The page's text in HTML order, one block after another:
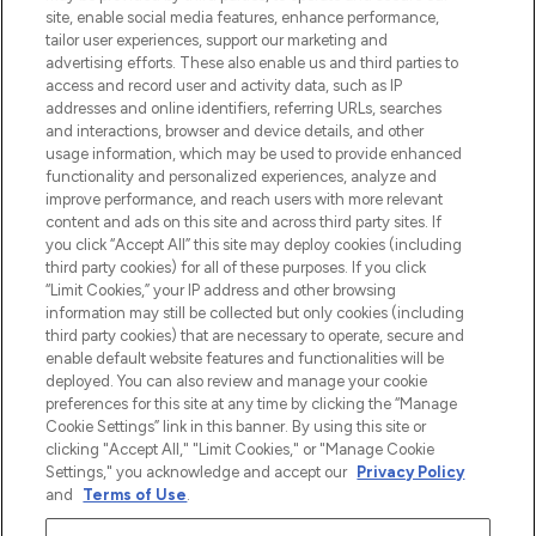
beste huidverzorging, haarproducten en
make-up van meer dan 200 topmerken.
Shop online of via de app, met gratis
verzending vanaf €40.
Cookie-toestemming
Do Not Sell or Share My Personal
Information
HELP & INFORMATIE
BEDRIJFSINFORMATIE
OVER LOOKFANTASTIC
Betaal veilig met
site, enable social media features, enhance performance,
tailor user experiences, support our marketing and
advertising efforts. These also enable us and third parties to
access and record user and activity data, such as IP
addresses and online identifiers, referring URLs, searches
and interactions, browser and device details, and other
usage information, which may be used to provide enhanced
functionality and personalized experiences, analyze and
improve performance, and reach users with more relevant
content and ads on this site and across third party sites. If
you click “Accept All” this site may deploy cookies (including
third party cookies) for all of these purposes. If you click
“Limit Cookies,” your IP address and other browsing
information may still be collected but only cookies (including
third party cookies) that are necessary to operate, secure and
enable default website features and functionalities will be
deployed. You can also review and manage your cookie
preferences for this site at any time by clicking the “Manage
Cookie Settings” link in this banner. By using this site or
clicking "Accept All," "Limit Cookies," or "Manage Cookie
Settings," you acknowledge and accept our Privacy Policy
and
Terms of Use.